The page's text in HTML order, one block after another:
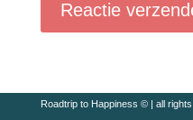
Roadtrip to Happiness © | all